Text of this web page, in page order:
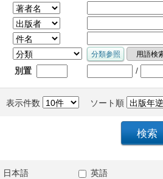
別置 /
表示件数 ソート順
日本語
英語